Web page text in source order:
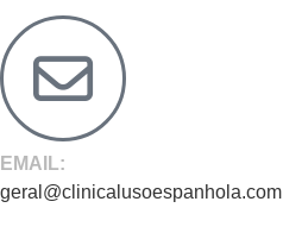
EMAIL:
geral@clinicalusoespanhola.com